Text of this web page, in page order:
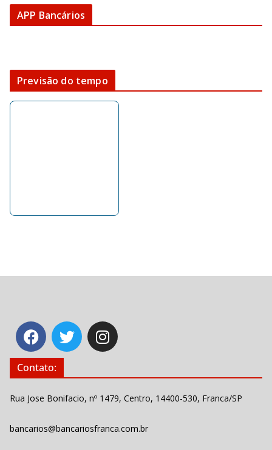
APP Bancários
Previsão do tempo
Contato:
Rua Jose Bonifacio, nº 1479, Centro, 14400-530, Franca/SP
bancarios@bancariosfranca.com.br